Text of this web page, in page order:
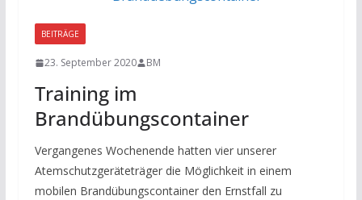
BEITRÄGE
23. September 2020 BM
Training im
Brandübungscontainer
Vergangenes Wochenende hatten vier unserer
Atemschutzgeräteträger die Möglichkeit in einem
mobilen Brandübungscontainer den Ernstfall zu